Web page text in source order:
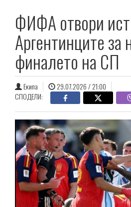
ФИФА отвори
Аргентинците за
финалето на СП
Екипа
29.07.2026 / 21:00
СПОДЕЛИ: